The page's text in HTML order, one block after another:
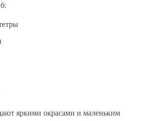
яркими окрасами и маленьким